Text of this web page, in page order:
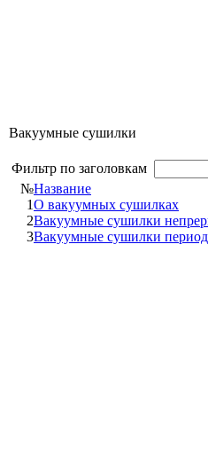
Вакуумные сушилки
Фильтр по заголовкам
№Название
1O вакуумных сушилках
2Вакуумные сушилки
3Вакуумные сушилки